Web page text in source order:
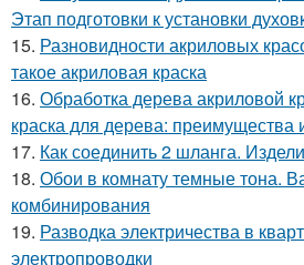
Этап подготовки к установки
15. Разновидности акриловых
такое акриловая краска
16. Обработка дерева акриловой
краска для дерева: преимущества
17. Как соединить 2 шланга.
18. Обои в комнату темные тона.
комбинирования
19. Разводка электричества в
электропроводки